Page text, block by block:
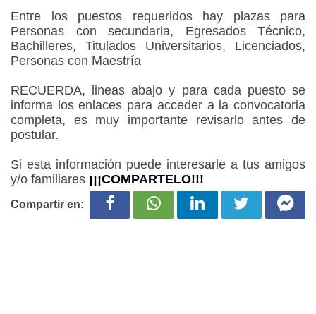
Entre los puestos requeridos hay plazas para
Personas con secundaria, Egresados Técnico,
Bachilleres, Titulados Universitarios, Licenciados,
Personas con Maestría
RECUERDA, lineas abajo y para cada puesto se
informa los enlaces para acceder a la convocatoria
completa, es muy importante revisarlo antes de
postular.
Si esta información puede interesarle a tus amigos
y/o familiares ¡¡¡COMPARTELO!!!
Compartir en: